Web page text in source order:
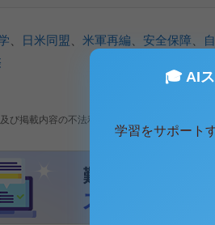
日米同盟 米軍再編 安全保障
び掲載内容の不法利用、無断転載・配布は著作
🎓 AI
学習をサポート